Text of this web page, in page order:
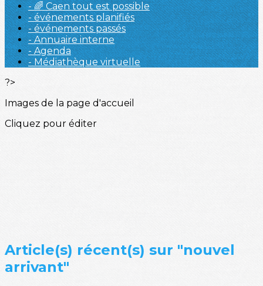
- 🌈 Caen tout est possible
- événements planifiés
- événements passés
- Annuaire interne
- Agenda
- Médiathèque virtuelle
?>
Images de la page d'accueil
Cliquez pour éditer
Article(s) récent(s) sur "nouvel
arrivant"